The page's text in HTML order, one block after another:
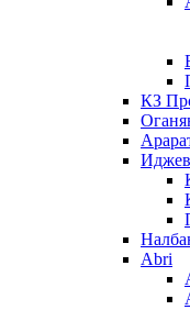
КЗ
Abri